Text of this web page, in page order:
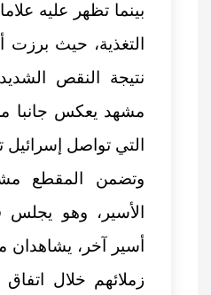
بينما تظهر عليه
التغذية، حيث
نتيجة النقص
مشهد يعكس جانبا
التي تواصل إسرائيل
وتضمن المقطع
الأسير، وهو
أسير آخر، يشاهدان
زملائهم خلال